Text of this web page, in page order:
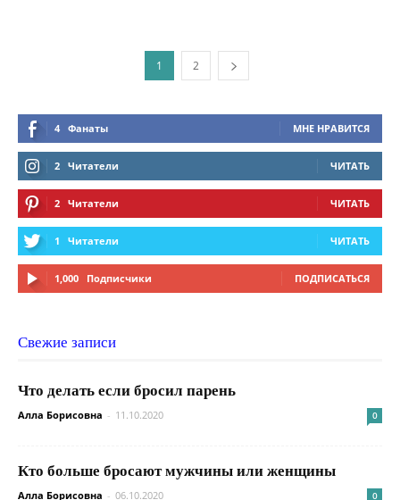
1 2
4 Фанаты МНЕ НРАВИТСЯ
2 Читатели ЧИТАТЬ
2 Читатели ЧИТАТЬ
1 Читатели ЧИТАТЬ
1,000 Подписчики ПОДПИСАТЬСЯ
Свежие записи
Что делать если бросил парень
Алла Борисовна - 11.10.2020 0
Кто больше бросают мужчины или женщины
Алла Борисовна - 06.10.2020 0